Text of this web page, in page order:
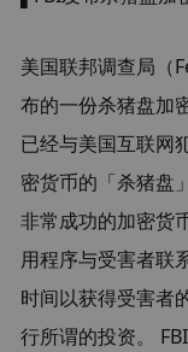
美国联邦调查局
布的一份杀猪盘加
已经与美国互联网
密货币的「杀猪盘
非常成功的加密货
用程序与受害者联
时间以获得受害者
行所谓的投资。